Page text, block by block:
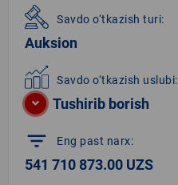
Savdo o‘tkazish turi:
Auksion
Savdo o‘tkazish uslubi:
Tushirib borish
filter_list Eng past narx:
541 710 873.00 UZS